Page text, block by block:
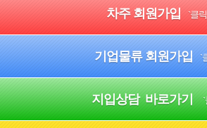
차주 회원가입 `클
기업물류 회원가입 `
지입상담 바로가기 `